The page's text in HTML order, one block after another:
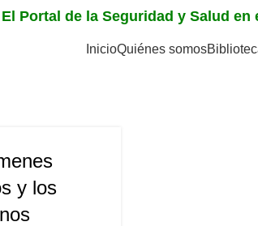
El Portal de la Seguridad y Salud
InicioQuiénes somos
y los